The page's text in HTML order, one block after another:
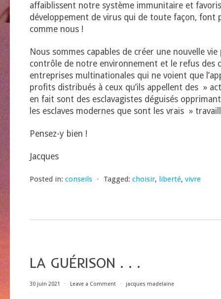
affaiblissent notre système immunitaire et
développement de virus qui de toute façon, font
comme nous !
Nous sommes capables de créer une nouvelle vie
contrôle de notre environnement et le refus des
entreprises multinationales qui ne voient que
profits distribués à ceux qu’ils appellent des »
en fait sont des esclavagistes déguisés
les esclaves modernes que sont les vrais »
Pensez-y bien !
Jacques
Posted in: conseils ⋅ Tagged: choisir, liberté, vivre
LA GUÉRISON . . .
30 juin 2021 ⋅ Leave a Comment ⋅ jacques madelaine